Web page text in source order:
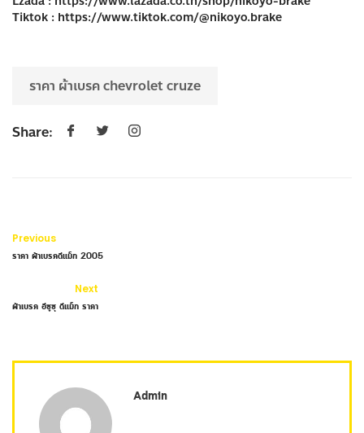
Tiktok : https://www.tiktok.com/@nikoyo.brake
ราคา ผ้าเบรค chevrolet cruze
Share:
Previous
ราคา ผ้าเบรคดีแม็ก 2005
Next
ผ้าเบรค อีซูซุ ดีแม็ก ราคา
Admin